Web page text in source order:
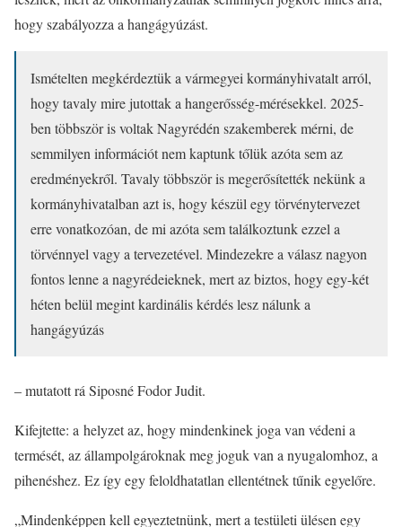
hogy szabályozza a hangágyúzást.
Ismételten megkérdeztük a vármegyei kormányhivatalt arról,
hogy tavaly mire jutottak a hangerősség-mérésekkel. 2025-
ben többször is voltak Nagyrédén szakemberek mérni, de
semmilyen információt nem kaptunk tőlük azóta sem az
eredményekről. Tavaly többször is megerősítették nekünk a
kormányhivatalban azt is, hogy készül egy törvénytervezet
erre vonatkozóan, de mi azóta sem találkoztunk ezzel a
törvénnyel vagy a tervezetével. Mindezekre a válasz nagyon
fontos lenne a nagyrédeieknek, mert az biztos, hogy egy-két
héten belül megint kardinális kérdés lesz nálunk a
hangágyúzás
– mutatott rá Siposné Fodor Judit.
Kifejtette: a helyzet az, hogy mindenkinek joga van védeni a
termését, az állampolgároknak meg joguk van a nyugalomhoz, a
pihenéshez. Ez így egy feloldhatatlan ellentétnek tűnik egyelőre.
„Mindenképpen kell egyeztetnünk, mert a testületi ülésen egy